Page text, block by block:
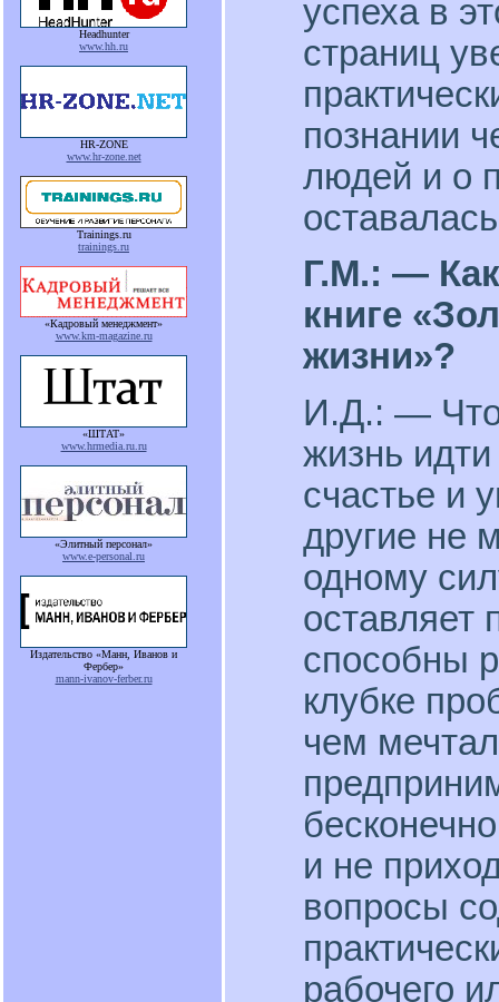
Headhunter
www.hh.ru
HR-ZONE
www.hr-zone.net
Trainings.ru
trainings.ru
«Кадровый менеджмент»
www.km-magazine.ru
«ШТАТ»
www.hrmedia.ru.ru
«Элитный персонал»
www.e-personal.ru
Издательство «Манн, Иванов и
Фербер»
mann-ivanov-ferber.ru
успеха в
страниц
познании
людей и о
Г.М.: —
книге
жизни»?
И.Д.: — Что
жизнь
счастье и
другие не
одному
оставляет
способны
клубке
чем
и не
вопросы
рабочего